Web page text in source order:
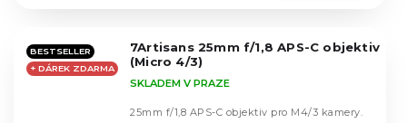
hvězdiček.
BESTSELLER
+ DÁREK ZDARMA
7Artisans 25mm f/1,8 APS-C objektiv
(Micro 4/3)
SKLADEM V PRAZE
25mm f/1,8 APS-C objektiv pro M4/3 kamery.